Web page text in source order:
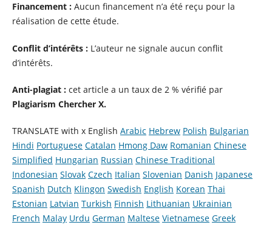
Financement :Aucun financement n’a été reçu pour la
réalisation de cette étude.
Conflit d’intérêts :L’auteur ne signale aucun conflit
d’intérêts.
Anti-plagiat :cet article a un taux de 2 % vérifié par
Plagiarism Chercher X.
TRANSLATE with x English Arabic Hebrew Polish Bulgarian
Hindi Portuguese Catalan Hmong Daw Romanian Chinese
Simplified Hungarian Russian Chinese Traditional
Indonesian Slovak Czech Italian Slovenian Danish Japanese
Spanish Dutch Klingon Swedish English Korean Thai
Estonian Latvian Turkish Finnish Lithuanian Ukrainian
French Malay Urdu German Maltese Vietnamese Greek